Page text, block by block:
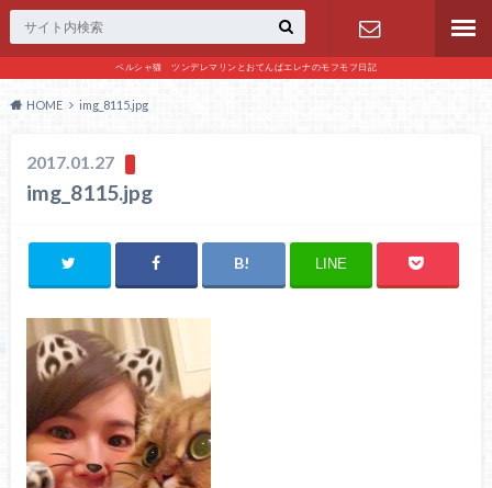
ペルシャ猫 ツンデレマリンとおてんばエレナのモフモフ日記
お問い合わ
HOME img_8115.jpg
2017.01.27
img_8115.jpg
LINE